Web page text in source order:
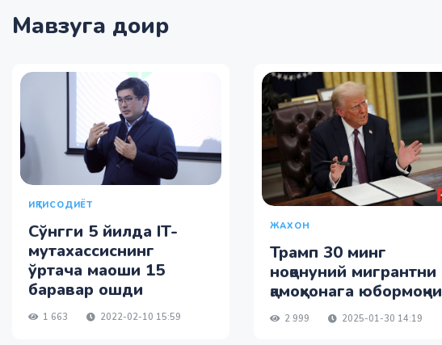
Мавзуга доир
ИҚТИСОДИЁТ
Сўнгги 5 йилда IT-
мутахассиснинг
ўртача маоши 15
баравар ошди
1 663 2022-02-10 15:59
ЖАХОН
Трамп 30 минг
ноқонуний мигрантни
қамоқхонага юбормоқчи
2 999 2025-01-30 14:19